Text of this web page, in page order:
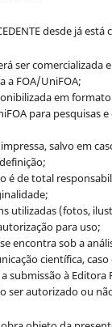
desde já
ser comercializada
a FOA/UniFOA;
em
para pesquisas
salvo em
é de total
utilizadas (fotos,
para uso;
encontra sob a
científica, caso
submissão à Editora
ser autorizado ou